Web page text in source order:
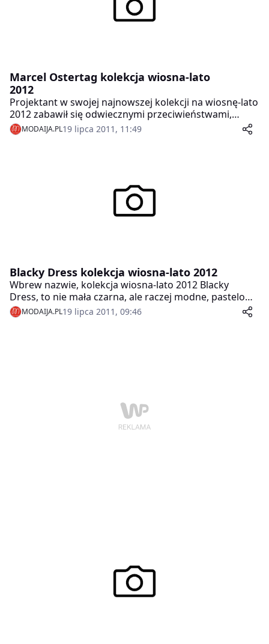
Marcel Ostertag kolekcja wiosna-lato
2012
Projektant w swojej najnowszej kolekcji na wiosnę-lato
2012 zabawił się odwiecznymi przeciwieństwami,
kontrastowymi światami bieli i czerni, ciemności i
jasności, podkreślanymi przez użyte w kolekcji,
MODAIJA.PL19 lipca 2011, 11:49
Blacky Dress kolekcja wiosna-lato 2012
Wbrew nazwie, kolekcja wiosna-lato 2012 Blacky
Dress, to nie mała czarna, ale raczej modne, pastelowe
barwy, kremowa biel, piaskowy, delikatne barwy
podkreślone delikatnymi, kobiecymi krojami.
MODAIJA.PL19 lipca 2011, 09:46